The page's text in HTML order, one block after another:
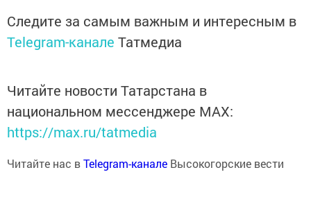
Следите за самым важным и интересным в
Telegram-канале Татмедиа
Читайте новости Татарстана в
национальном мессенджере MАХ:
https://max.ru/tatmedia
Читайте нас вTelegram-канале Высокогорские вести